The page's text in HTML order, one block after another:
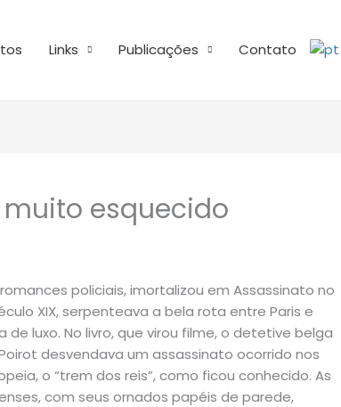
Links Publicações Contato
esquecido
policiais, imortalizou em Assassinato no
XIX, serpenteava a bela rota entre Paris e
luxo. No livro, que virou filme, o detetive belga
desvendava um assassinato ocorrido nos
o “trem dos reis”, como ficou conhecido. As
com seus ornados papéis de parede,